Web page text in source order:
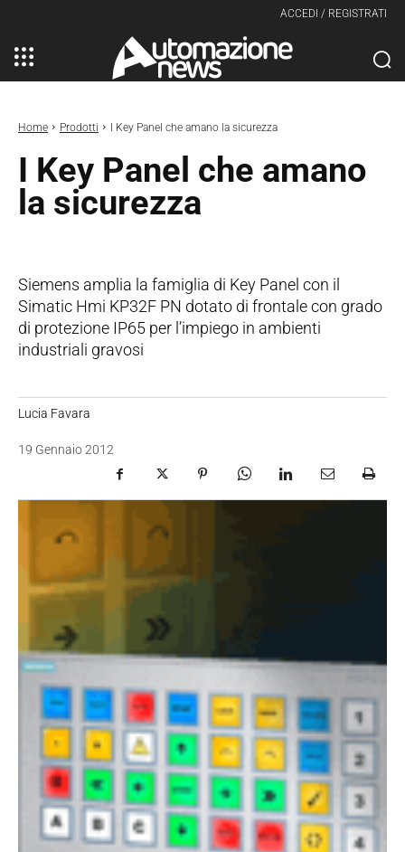
ACCEDI / REGISTRATI
Home Prodotti I Key Panel che amano la sicurezza
I Key Panel che amano
la sicurezza
Siemens amplia la famiglia di Key Panel con il
Simatic Hmi KP32F PN dotato di frontale con grado
di protezione IP65 per l’impiego in ambienti
industriali gravosi
Lucia Favara
19 Gennaio 2012